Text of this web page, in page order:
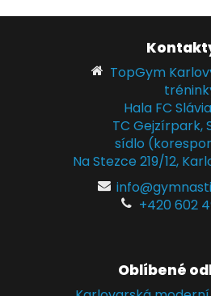
TopGym
Hala FC
TC Gejzírpark,
sídlo
Na Stezce 219/12,
+420 602
Oblíbené